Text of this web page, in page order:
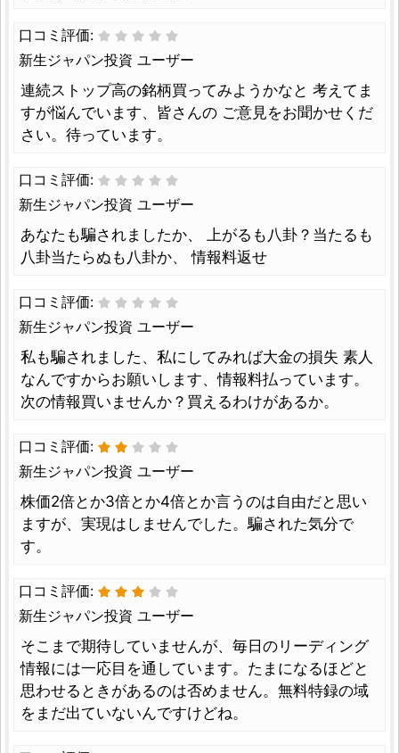
口コミ評価:
新生ジャパン投資 ユーザー
連続ストップ高の銘柄買ってみようかなと 考えてま
すが悩んでいます、皆さんの ご意見をお聞かせくだ
さい。待っています。
口コミ評価:
新生ジャパン投資 ユーザー
あなたも騙されましたか、 上がるも八卦？当たるも
八卦当たらぬも八卦か、 情報料返せ
口コミ評価:
新生ジャパン投資 ユーザー
私も騙されました、私にしてみれば大金の損失 素人
なんですからお願いします、情報料払っています。
次の情報買いませんか？買えるわけがあるか。
口コミ評価:
新生ジャパン投資 ユーザー
株価2倍とか3倍とか4倍とか言うのは自由だと思い
ますが、実現はしませんでした。騙された気分で
す。
口コミ評価:
新生ジャパン投資 ユーザー
そこまで期待していませんが、毎日のリーディング
情報には一応目を通しています。たまになるほどと
思わせるときがあるのは否めません。無料特録の域
をまだ出ていないんですけどね。